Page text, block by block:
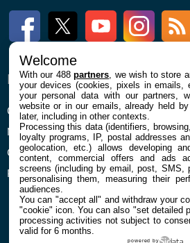
FacebookTwitter Youtube
ENTREPRISE
Qui sommes nous
Mentions légales et CGU
Confidentialité et Cookies
Préférences cookies
À
La
Contact
Welcome
With our 488partners , we wish to store
your devices (cookies, pixels in emails,
your personal data with our partners,
website or in our emails, already held
later, including in other contexts.
Processing this data (identifiers,
loyalty programs, IP, postal addresses
geolocation, etc.) allows developing
content, commercial offers and ads
screens (including by email, post, SMS,
personalising them, measuring their
audiences.
You can "accept all" and withdraw your
"cookie" icon. You can also "set detailed
processing activities not subject to
valid for 6 months.
powered by